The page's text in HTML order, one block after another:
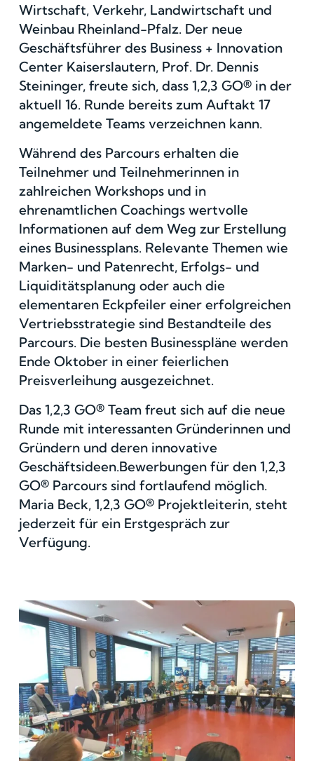
Wirtschaft, Verkehr, Landwirtschaft und
Weinbau Rheinland-Pfalz. Der neue
Geschäftsführer des Business + Innovation
Center Kaiserslautern, Prof. Dr. Dennis
Steininger, freute sich, dass 1,2,3 GO® in der
aktuell 16. Runde bereits zum Auftakt 17
angemeldete Teams verzeichnen kann.
Während des Parcours erhalten die
Teilnehmer und Teilnehmerinnen in
zahlreichen Workshops und in
ehrenamtlichen Coachings wertvolle
Informationen auf dem Weg zur Erstellung
eines Businessplans. Relevante Themen wie
Marken- und Patenrecht, Erfolgs- und
Liquiditätsplanung oder auch die
elementaren Eckpfeiler einer erfolgreichen
Vertriebsstrategie sind Bestandteile des
Parcours. Die besten Businesspläne werden
Ende Oktober in einer feierlichen
Preisverleihung ausgezeichnet.
Das 1,2,3 GO® Team freut sich auf die neue
Runde mit interessanten Gründerinnen und
Gründern und deren innovative
Geschäftsideen.Bewerbungen für den 1,2,3
GO® Parcours sind fortlaufend möglich.
Maria Beck, 1,2,3 GO® Projektleiterin, steht
jederzeit für ein Erstgespräch zur
Verfügung.